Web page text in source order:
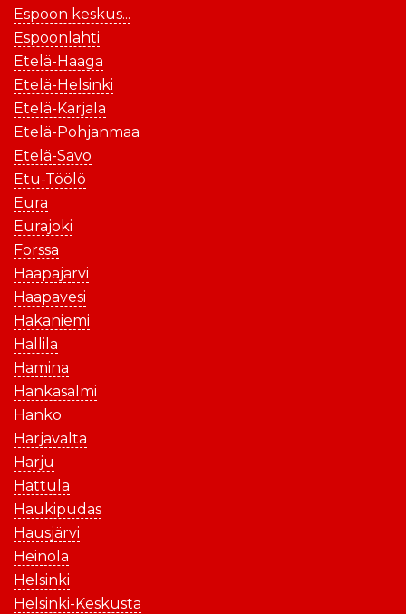
Espoon keskus...
Espoonlahti
Etelä-Haaga
Etelä-Helsinki
Etelä-Karjala
Etelä-Pohjanmaa
Etelä-Savo
Etu-Töölö
Eura
Eurajoki
Forssa
Haapajärvi
Haapavesi
Hakaniemi
Hallila
Hamina
Hankasalmi
Hanko
Harjavalta
Harju
Hattula
Haukipudas
Hausjärvi
Heinola
Helsinki
Helsinki-Keskusta